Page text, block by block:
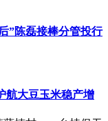
”陈磊接棒分管投行
航大豆玉米稳产增